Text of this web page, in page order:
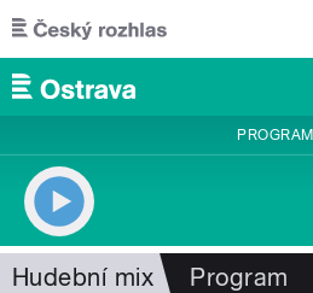
Přejít k hlavnímu obsahu
PROGRAM
Hudební mix Program